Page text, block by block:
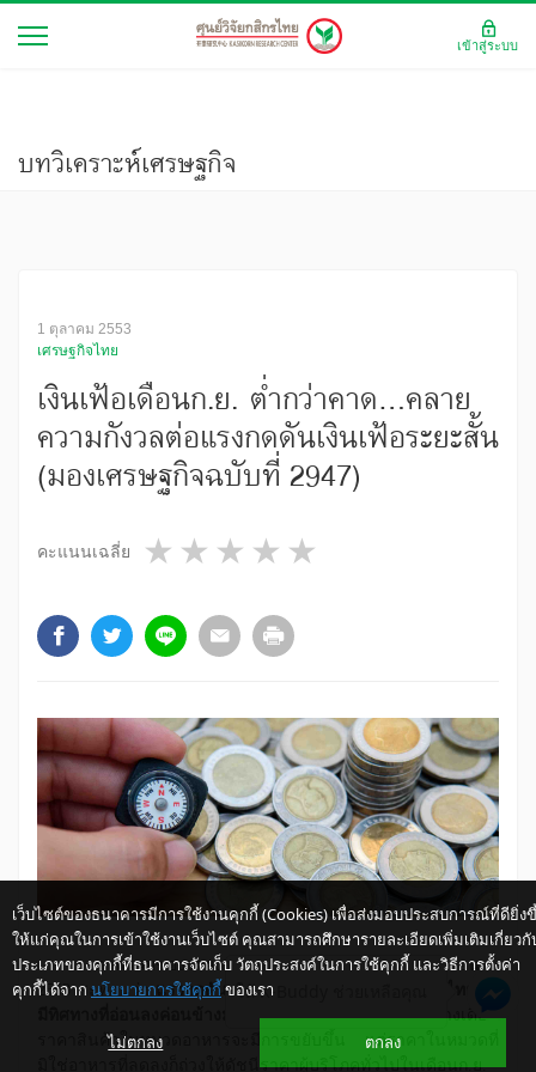
บทวิเคราะห์เศรษฐกิจ
1 ตุลาคม 2553
เศรษฐกิจไทย
เงินเฟ้อเดือนก.ย. ต่ำกว่าคาด...คลาย
ความกังวลต่อแรงกดดันเงินเฟ้อระยะสั้น
(มองเศรษฐกิจฉบับที่ 2947)
คะแนนเฉลี่ย 4 stars
3 stars
2 stars
1 star
ภาพรวมของรายงานดัชนีราคาผู้บริโภคเดือนกันยายน
2553 สะท้อนว่าแรงกดดันในช่วงขาขึ้นของอัตราเงินเฟ้อไทยนั้น
โดยแม้ว่าในช่วงระหว่างเดือน
ราคาสินค้าในหมวดอาหารจะมีการขยับขึ้น แต่ราคาในหมวดที่
มิใช่อาหารที่ลดลงก็ถ่วงให้ดัชนีราคาผู้บริโภคทั่วไปในเดือนก.ย.
เว็บไซต์ของธนาคารมีการใช้งานคุกกี้ (Cookies) เพื่อส่งมอบประสบการณ์ที่ดียิ่ง
ให้แก่คุณในการเข้าใช้งานเว็บไซต์ คุณสามารถศึกษารายละเอียดเพิ่มเติมเกี่ยวกั
ประเภทของคุกกี้ที่ธนาคารจัดเก็บ วัตถุประสงค์ในการใช้คุกกี้ และวิธีการตั้งค่า
คุกกี้ได้จาก นโยบายการใช้คุกกี้ ของเรา
ไม่ตกลง ตกลง
เข้าสู่ระบบ
ให้ K-Buddy ช่วยเหลือคุณ